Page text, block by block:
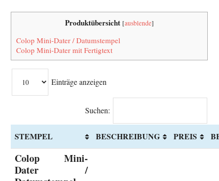
Produktübersicht [ausblende]
Colop Mini-Dater / Datumstempel
Colop Mini-Dater mit Fertigtext
Einträge anzeigen
Suchen:
STEMPEL BESCHREIBUNG PREIS
Colop Mini-
Dater /